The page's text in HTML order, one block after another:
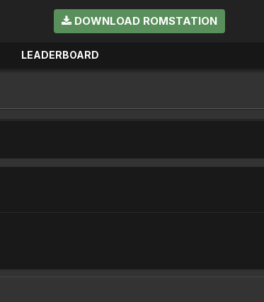
DOWNLOAD ROMSTATION
LEADERBOARD